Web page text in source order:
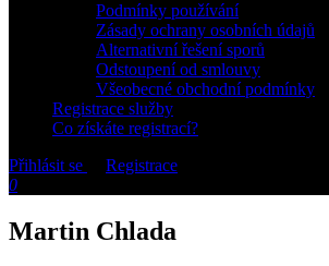
Podmínky používání
Zásady ochrany osobních údajů
Alternativní řešení sporů
Odstoupení od smlouvy
Všeobecné obchodní podmínky
Registrace služby
Co získáte registrací?
Přihlásit se
Registrace
0
Martin Chlada